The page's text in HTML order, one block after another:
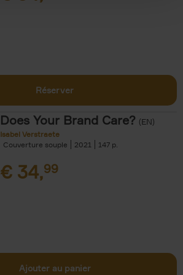
Réserver
Does Your Brand Care? (EN)
Isabel Verstraete
Couverture souple
2021 147
€ 34,99
Ajouter au panier